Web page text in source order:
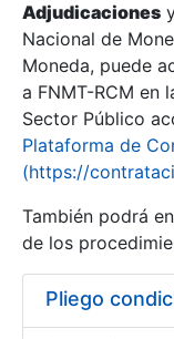
Mostra/Amaga
Adjudicaciones
Nacional de
Moneda, puede
a FNMT-RCM en
Sector Público
Plataforma de
(https://
También podrá
de los